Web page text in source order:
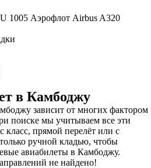
1005 Аэрофлот Airbus A320
в Камбоджу
зависит от многих фактором
поиске мы учитываем все эти
класс, прямой перелёт или с
ручной кладью, чтобы
авиабилеты в Камбоджу.
не найдено!